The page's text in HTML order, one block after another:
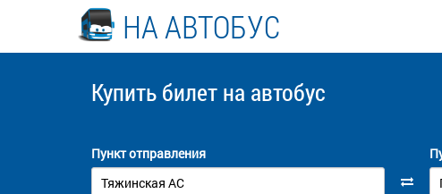
НА АВТОБУС
Купить билет на автобус
Пункт отправления